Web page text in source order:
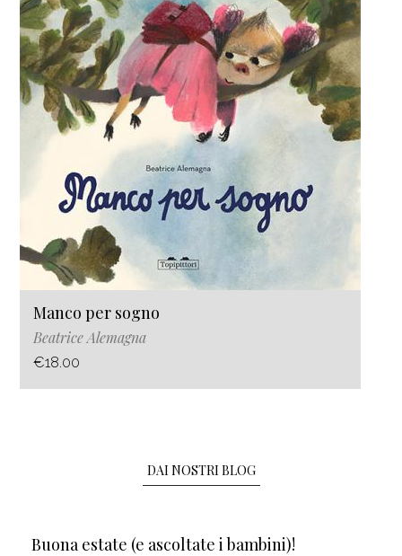
Manco per sogno
Beatrice Alemagna
€18.00
DAI NOSTRI BLOG
Buona estate (e ascoltate i bambini)!